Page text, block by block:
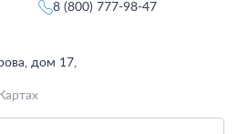
8 (800) 777-98-47
дом 17,